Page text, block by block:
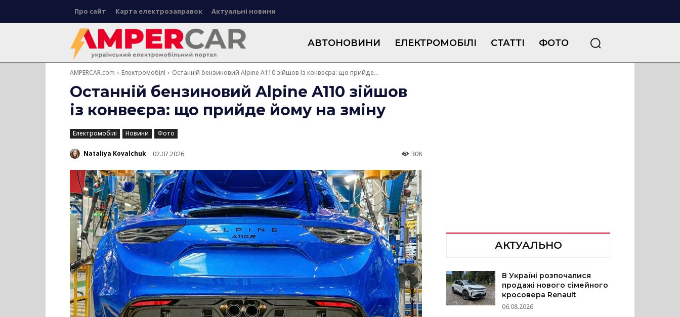
Про сайт Карта електрозаправок Актуальні новини
АВТОНОВИНИ ЕЛЕКТРОМОБІЛІ СТАТТІ ФОТО
AMPERCAR.com Електромобілі Останній бензиновий Alpine A110 зійшов із конвеєра: що прийде...
Останній бензиновий Alpine A110 зійшов
із конвеєра: що прийде йому на зміну
Електромобілі Новини Фото
Nataliya Kovalchuk 02.07.2026 308
АКТУАЛЬНО
В Україні розпочалися
продажі нового сімейного
кросовера Renault
06.08.2026